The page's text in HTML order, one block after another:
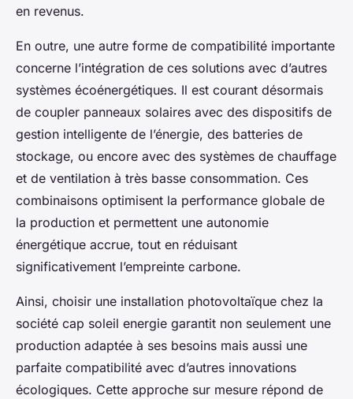
en revenus.
En outre, une autre forme de compatibilité importante
concerne l’intégration de ces solutions avec d’autres
systèmes écoénergétiques. Il est courant désormais
de coupler panneaux solaires avec des dispositifs de
gestion intelligente de l’énergie, des batteries de
stockage, ou encore avec des systèmes de chauffage
et de ventilation à très basse consommation. Ces
combinaisons optimisent la performance globale de
la production et permettent une autonomie
énergétique accrue, tout en réduisant
significativement l’empreinte carbone.
Ainsi, choisir une installation photovoltaïque chez la
société cap soleil energie garantit non seulement une
production adaptée à ses besoins mais aussi une
parfaite compatibilité avec d’autres innovations
écologiques. Cette approche sur mesure répond de